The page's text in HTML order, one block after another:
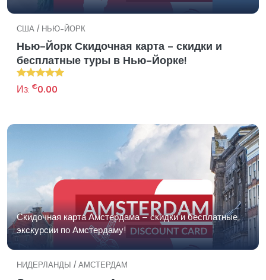
США / НЬЮ-ЙОРК
Нью-Йорк Скидочная карта - скидки и
бесплатные туры в Нью-Йорке!
Из: €0.00
Скидочная карта Амстердама – скидки и бесплатные
экскурсии по Амстердаму!
НИДЕРЛАНДЫ / АМСТЕРДАМ